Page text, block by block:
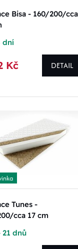
Bisa - 160/200/cca
dní
Kč DETAIL
Tunes -
cca 17 cm
21 dnů